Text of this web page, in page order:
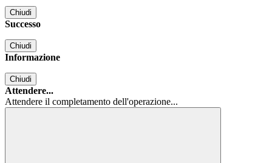
Chiudi
Successo
Chiudi
Informazione
Chiudi
Attendere...
Attendere il completamento dell'operazione...